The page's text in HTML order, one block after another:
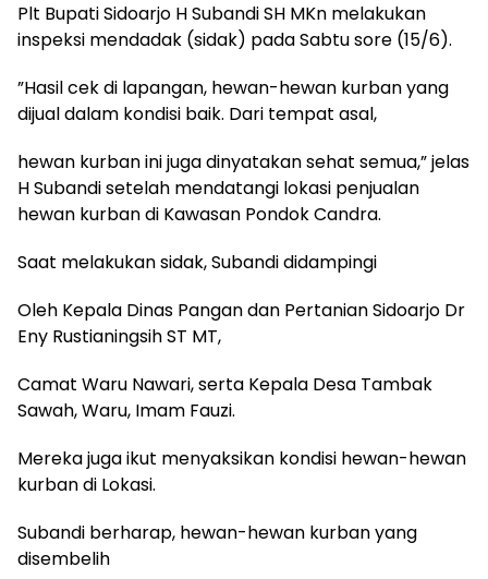
Plt Bupati Sidoarjo H Subandi SH MKn melakukan
inspeksi mendadak (sidak) pada Sabtu sore (15/6).
”Hasil cek di lapangan, hewan-hewan kurban yang
dijual dalam kondisi baik. Dari tempat asal,
hewan kurban ini juga dinyatakan sehat semua,” jelas
H Subandi setelah mendatangi lokasi penjualan
hewan kurban di Kawasan Pondok Candra.
Saat melakukan sidak, Subandi didampingi
Oleh Kepala Dinas Pangan dan Pertanian Sidoarjo Dr
Eny Rustianingsih ST MT,
Camat Waru Nawari, serta Kepala Desa Tambak
Sawah, Waru, Imam Fauzi.
Mereka juga ikut menyaksikan kondisi hewan-hewan
kurban di Lokasi.
Subandi berharap, hewan-hewan kurban yang
disembelih